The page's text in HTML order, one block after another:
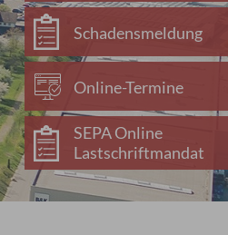
Schadensmeldung
Online-Termine
SEPA Online
Lastschriftmandat